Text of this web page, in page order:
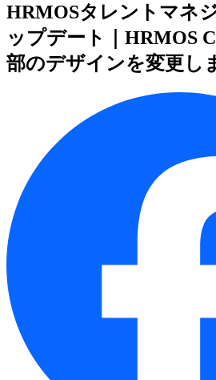
HRMOSタレントマネ
ップデート｜HRMOS
部のデザインを変更し